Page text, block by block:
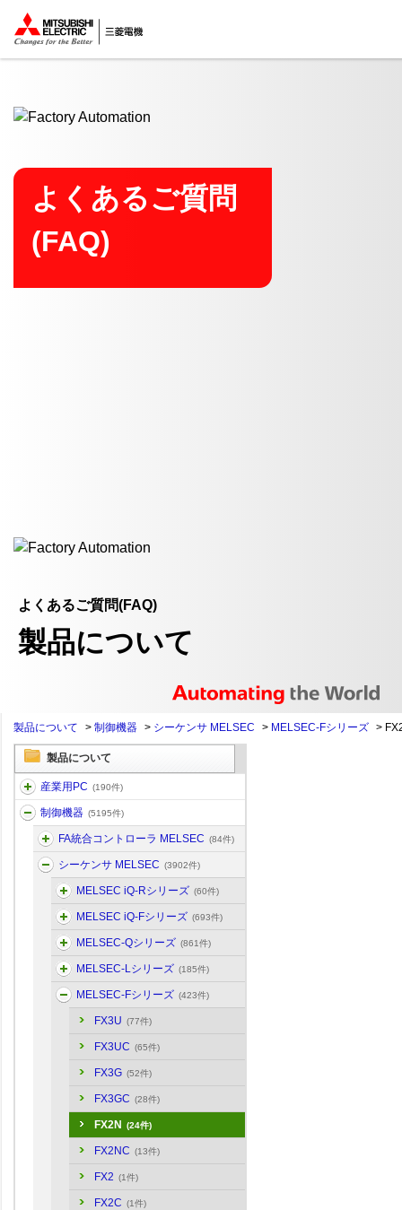
ここから本文
よくあるご質問
(FAQ)
よくあるご質問(FAQ)
製品について
製品について > 制御機器 > シーケンサ MELSEC > MELSEC-Fシリーズ >
製品について
産業用PC (190件)
制御機器 (5195件)
FA統合コントローラ MELSEC (84件)
シーケンサ MELSEC (3902件)
MELSEC iQ-Rシリーズ (60件)
MELSEC iQ-Fシリーズ (693件)
MELSEC-Qシリーズ (861件)
MELSEC-Lシリーズ (185件)
MELSEC-Fシリーズ (423件)
FX3U (77件)
FX3UC (65件)
FX3G (52件)
FX3GC (28件)
FX2N (24件)
FX2NC (13件)
FX2 (1件)
FX2C (1件)